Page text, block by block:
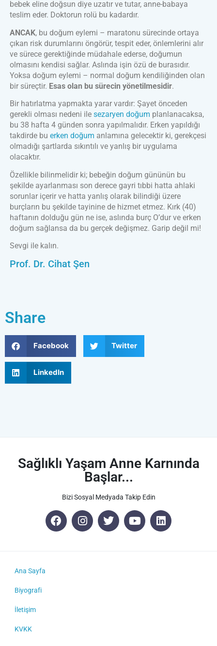
bebek eline doğsun diye uzatır ve tutar, anne-babaya
teslim eder. Doktorun rolü bu kadardır.
ANCAK, bu doğum eylemi – maratonu sürecinde ortaya
çıkan risk durumlarını öngörür, tespit eder, önlemlerini alır
ve sürece gerektiğinde müdahale ederse, doğumun
olmasını kendisi sağlar. Aslında işin özü de burasıdır.
Yoksa doğum eylemi – normal doğum kendiliğinden olan
bir süreçtir. Esas olan bu sürecin yönetilmesidir.
Bir hatırlatma yapmakta yarar vardır: Şayet önceden
gerekli olması nedeni ile sezaryen doğum planlanacaksa,
bu 38 hafta 4 günden sonra yapılmalıdır. Erken yapıldığı
takdirde bu erken doğum anlamına gelecektir ki, gerekçesi
olmadığı şartlarda sıkıntılı ve yanlış bir uygulama
olacaktır.
Özellikle bilinmelidir ki; bebeğin doğum gününün bu
şekilde ayarlanması son derece gayri tıbbi hatta ahlaki
sorunlar içerir ve hatta yanlış olarak bilindiği üzere
burçların bu şekilde tayinine de hizmet etmez. Kırk (40)
haftanın dolduğu gün ne ise, aslında burç O’dur ve erken
doğum sağlansa da bu gerçek değişmez. Garip değil mi!
Sevgi ile kalın.
Prof. Dr. Cihat Şen
Share
Facebook Twitter
LinkedIn
Sağlıklı Yaşam Anne Karnında
Başlar...
Bizi Sosyal Medyada Takip Edin
Ana Sayfa
Biyografi
İletişim
KVKK